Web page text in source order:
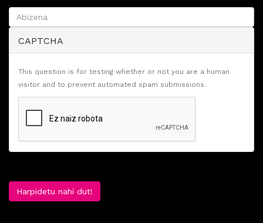
CAPTCHA
This question is for testing whether or not you are a human
visitor and to prevent automated spam submissions.
Harpidetu nahi dut!